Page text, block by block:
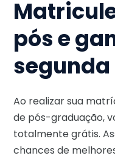
pós e
segunda
Ao realizar sua
de pós-graduação,
totalmente grátis.
chances de